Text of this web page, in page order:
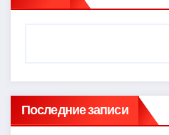
Последние записи